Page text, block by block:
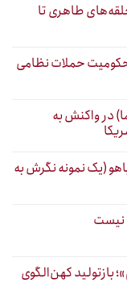
طاهری تا
حملات نظامی
در واکنش به
(یک نمونه نگرش به
نیست
بازتولید کهن‌الگوی